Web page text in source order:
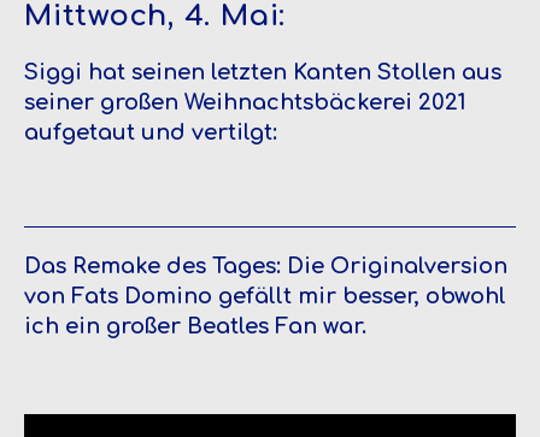
Mittwoch, 4. Mai:
Siggi hat seinen letzten Kanten Stollen aus
seiner großen Weihnachtsbäckerei 2021
aufgetaut und vertilgt:
Das Remake des Tages: Die Originalversion
von Fats Domino gefällt mir besser, obwohl
ich ein großer Beatles Fan war.